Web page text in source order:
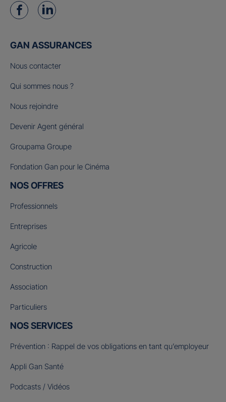
GAN ASSURANCES
Nous contacter
Qui sommes nous ?
Nous rejoindre
Devenir Agent général
Groupama Groupe
Fondation Gan pour le Cinéma
NOS OFFRES
Professionnels
Entreprises
Agricole
Construction
Association
Particuliers
NOS SERVICES
Prévention : Rappel de vos obligations en tant qu’employeur
Appli Gan Santé
Podcasts / Vidéos